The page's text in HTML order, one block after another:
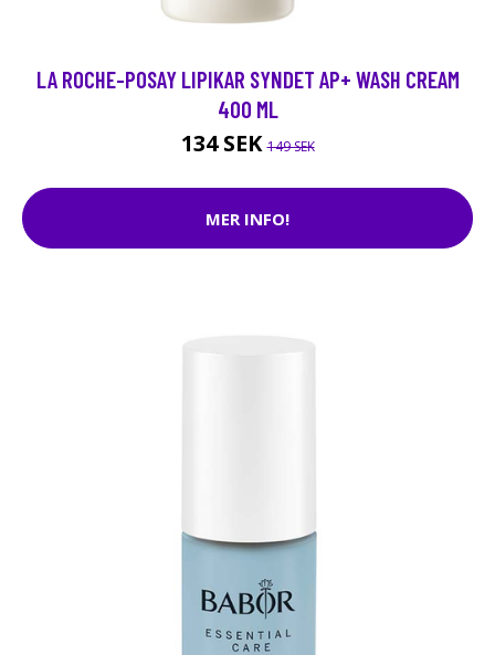
LA ROCHE-POSAY LIPIKAR SYNDET AP+ WASH CREAM
400 ML
134 SEK149 SEK
MER INFO!